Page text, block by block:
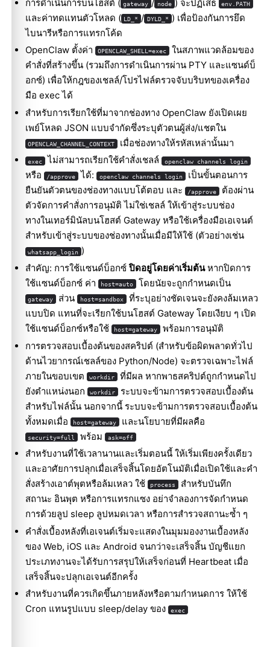
การดำเนินการบนโฮสต์ ( gateway / node ) จะปฏิเสธ env.PATH
และค่าทดแทนตัวโหลด ( LD_* / DYLD_* ) เพื่อป้องกันการยึด
ไบนารีหรือการแทรกโค้ด
OpenClaw ตั้งค่า
OPENCLAW_SHELL=exec
ในสภาพแวดล้อมของ
คำสั่งที่สร้างขึ้น (รวมถึงการดำเนินการผ่าน PTY และแซนด์บ็
อกซ์) เพื่อให้กฎของเชลล์/โปรไฟล์ตรวจจับบริบทของเครื่อง
มือ exec ได้
สำหรับการเรียกใช้ที่มาจากช่องทาง OpenClaw ยังเปิดเผย
เพย์โหลด JSON แบบจำกัดซึ่งระบุตัวตนผู้ส่ง/แชตใน
OPENCLAW_CHANNEL_CONTEXT เมื่อช่องทางให้รหัสเหล่านั้นมา
exec ไม่สามารถเรียกใช้คำสั่งเชลล์ openclaw channels login
หรือ /approve ได้: openclaw channels login เป็นขั้นตอนการ
ยืนยันตัวตนของช่องทางแบบโต้ตอบ และ
/approve
ต้องผ่าน
ตัวจัดการคำสั่งการอนุมัติ ไม่ใช่เชลล์ ให้เข้าสู่ระบบช่อง
ทางในเทอร์มินัลบนโฮสต์ Gateway หรือใช้เครื่องมือเอเจนต์
สำหรับเข้าสู่ระบบของช่องทางนั้นเมื่อมีให้ใช้ (ตัวอย่างเช่น
whatsapp_login )
สำคัญ: การใช้แซนด์บ็อกซ์ปิดอยู่โดยค่าเริ่มต้นหากปิดการ
ใช้แซนด์บ็อกซ์ ค่า
host=auto โดยนัยจะถูกกำหนดเป็น
gateway ส่วน host=sandbox ที่ระบุอย่างชัดเจนจะยังคงล้มเหลว
แบบปิด แทนที่จะเรียกใช้บนโฮสต์ Gateway โดยเงียบ ๆ เปิด
ใช้แซนด์บ็อกซ์หรือใช้
host=gateway
พร้อมการอนุมัติ
การตรวจสอบเบื้องต้นของสคริปต์ (สำหรับข้อผิดพลาดทั่วไป
ด้านไวยากรณ์เชลล์ของ Python/Node) จะตรวจเฉพาะไฟล์
ภายในขอบเขต
workdir
ที่มีผล หากพาธสคริปต์ถูกกำหนดไป
ยังตำแหน่งนอก
workdir
ระบบจะข้ามการตรวจสอบเบื้องต้น
สำหรับไฟล์นั้น นอกจากนี้ ระบบจะข้ามการตรวจสอบเบื้องต้น
ทั้งหมดเมื่อ
host=gateway และนโยบายที่มีผลคือ
security=full พร้อม ask=off
สำหรับงานที่ใช้เวลานานและเริ่มตอนนี้ ให้เริ่มเพียงครั้งเดียว
และอาศัยการปลุกเมื่อเสร็จสิ้นโดยอัตโนมัติเมื่อเปิดใช้และคำ
สั่งสร้างเอาต์พุตหรือล้มเหลว ใช้
process
สำหรับบันทึก
สถานะ อินพุต หรือการแทรกแซง อย่าจำลองการจัดกำหนด
การด้วยลูป sleep ลูปหมดเวลา หรือการสำรวจสถานะซ้ำ ๆ
คำสั่งเบื้องหลังที่เอเจนต์เริ่มจะแสดงในมุมมองงานเบื้องหลัง
ของ Web, iOS และ Android จนกว่าจะเสร็จสิ้น บัญชีแยก
ประเภทงานจะได้รับการสรุปให้เสร็จก่อนที่ Heartbeat เมื่อ
เสร็จสิ้นจะปลุกเอเจนต์อีกครั้ง
สำหรับงานที่ควรเกิดขึ้นภายหลังหรือตามกำหนดการ ให้ใช้
Cron แทนรูปแบบ sleep/delay ของ
exec